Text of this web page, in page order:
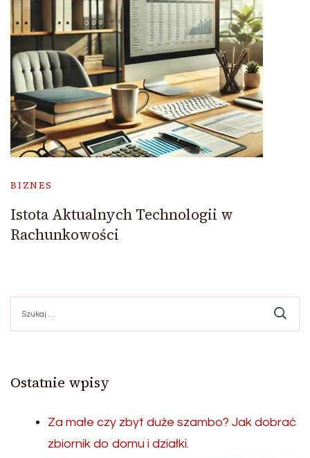
BIZNES
Istota Aktualnych Technologii w
Rachunkowości
Ostatnie wpisy
Za małe czy zbyt duże szambo? Jak dobrać
zbiornik do domu i działki.